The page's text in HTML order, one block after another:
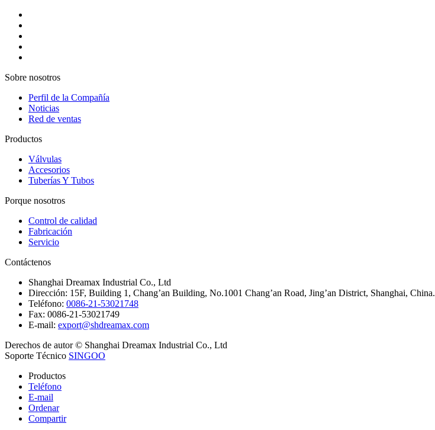
Sobre nosotros
Perfil de la Compañía
Noticias
Red de ventas
Productos
Válvulas
Accesorios
Tuberías Y Tubos
Porque nosotros
Control de calidad
Fabricación
Servicio
Contáctenos
Shanghai Dreamax Industrial Co., Ltd
Dirección: 15F, Building 1, Chang’an Building, No.1001 Chang’an Road, Jing’an District, Shanghai, China.
Teléfono: 0086-21-53021748
Fax: 0086-21-53021749
E-mail: export@shdreamax.com
Derechos de autor © Shanghai Dreamax Industrial Co., Ltd
Soporte Técnico SINGOO
Productos
Teléfono
E-mail
Ordenar
Compartir